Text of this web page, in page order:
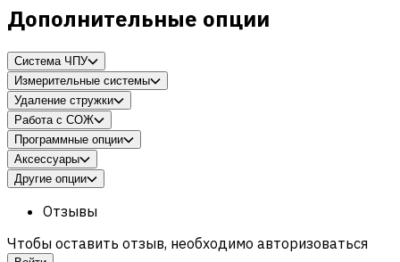
Дополнительные опции
Система ЧПУ
Измерительные системы
Удаление стружки
Работа с СОЖ
Программные опции
Аксессуары
Другие опции
Отзывы
Чтобы оставить отзыв, необходимо авторизоваться